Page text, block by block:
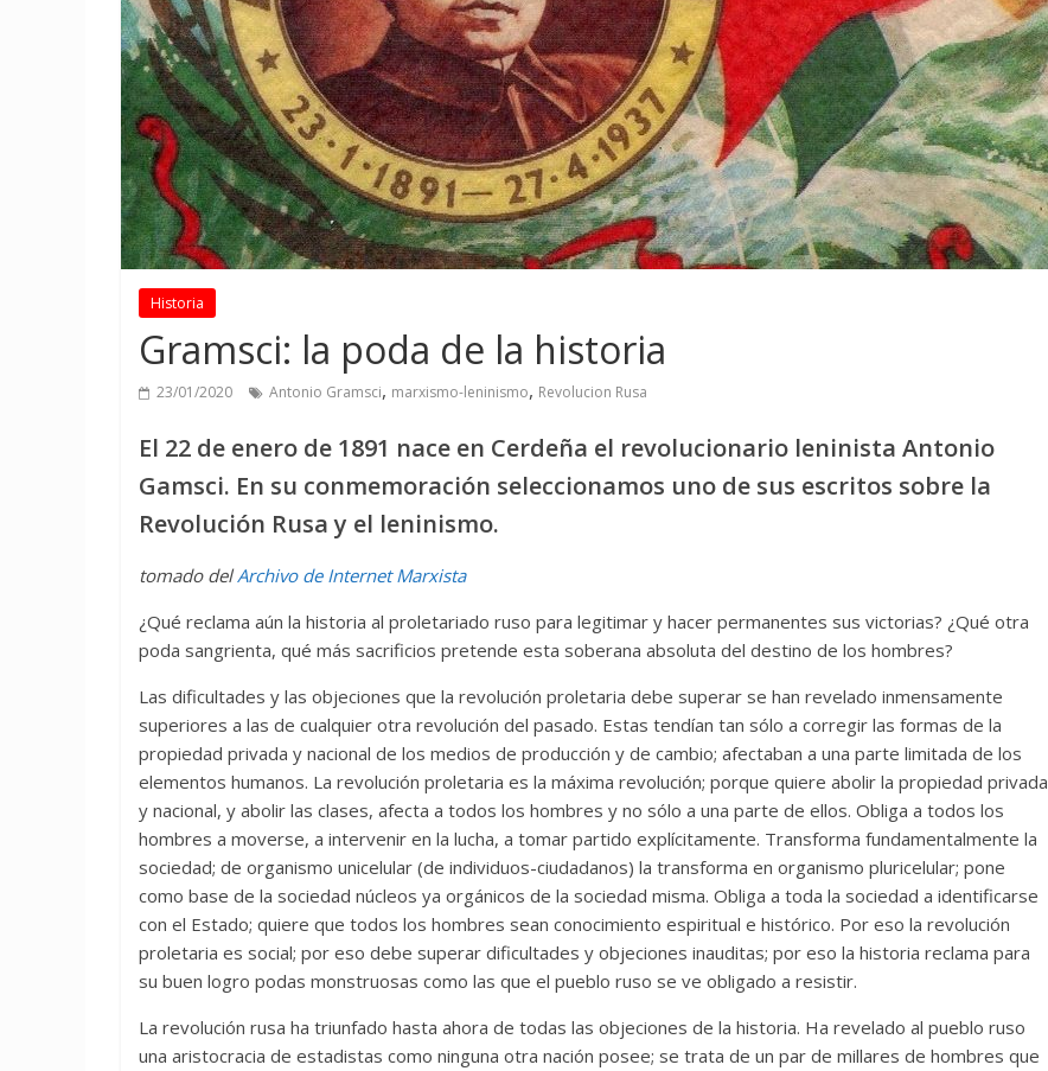
Historia
Gramsci: la poda de la historia
23/01/2020 Antonio Gramsci, marxismo-leninismo, Revolucion Rusa
El 22 de enero de 1891 nace en Cerdeña el revolucionario leninista Antonio
Gamsci. En su conmemoración seleccionamos uno de sus escritos sobre la
Revolución Rusa y el leninismo.
tomado delArchivo de Internet Marxista
¿Qué reclama aún la historia al proletariado ruso para legitimar y hacer permanentes sus victorias? ¿Qué otra
poda sangrienta, qué más sacrificios pretende esta soberana absoluta del destino de los hombres?
Las dificultades y las objeciones que la revolución proletaria debe superar se han revelado inmensamente
superiores a las de cualquier otra revolución del pasado. Estas tendían tan sólo a corregir las formas de la
propiedad privada y nacional de los medios de producción y de cambio; afectaban a una parte limitada de los
elementos humanos. La revolución proletaria es la máxima revolución; porque quiere abolir la propiedad privada
y nacional, y abolir las clases, afecta a todos los hombres y no sólo a una parte de ellos. Obliga a todos los
hombres a moverse, a intervenir en la lucha, a tomar partido explícitamente. Transforma fundamentalmente la
sociedad; de organismo unicelular (de individuos-ciudadanos) la transforma en organismo pluricelular; pone
como base de la sociedad núcleos ya orgánicos de la sociedad misma. Obliga a toda la sociedad a identificarse
con el Estado; quiere que todos los hombres sean conocimiento espiritual e histórico. Por eso la revolución
proletaria es social; por eso debe superar dificultades y objeciones inauditas; por eso la historia reclama para
su buen logro podas monstruosas como las que el pueblo ruso se ve obligado a resistir.
La revolución rusa ha triunfado hasta ahora de todas las objeciones de la historia. Ha revelado al pueblo ruso
una aristocracia de estadistas como ninguna otra nación posee; se trata de un par de millares de hombres que